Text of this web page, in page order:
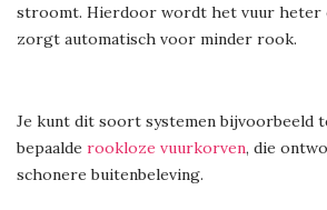
stroomt. Hierdoor wordt het vuur heter
zorgt automatisch voor minder rook.
Je kunt dit soort systemen bijvoorbeeld
bepaalde rookloze vuurkorven, die
schonere buitenbeleving.